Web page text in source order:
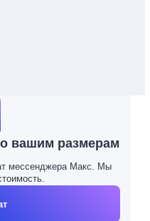
вашим размерам
мессенджера Макс. Мы